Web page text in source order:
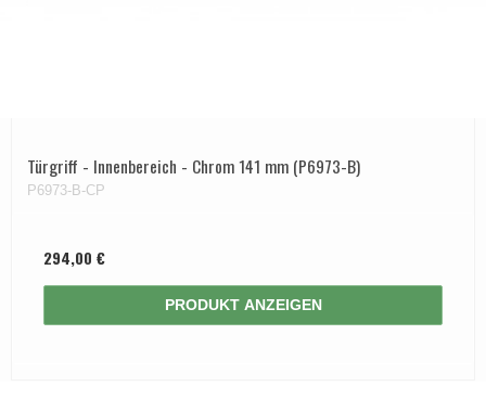
Türgriff - Innenbereich - Chrom 141 mm (P6973-B)
P6973-B-CP
294,00 €
PRODUKT ANZEIGEN